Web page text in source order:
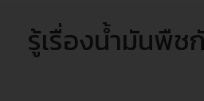
รู้เรื่องน้ำมันพืช